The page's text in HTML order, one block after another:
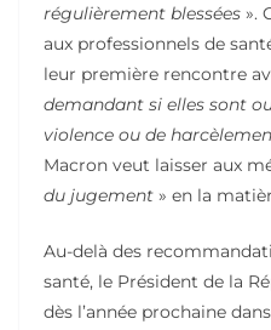
régulièrement blessées ».
aux professionnels de
leur première rencontre
demandant si elles sont
violence ou de
Macron veut laisser aux
du jugement » en la
Au-delà des
santé, le Président de la
dès l’année prochaine